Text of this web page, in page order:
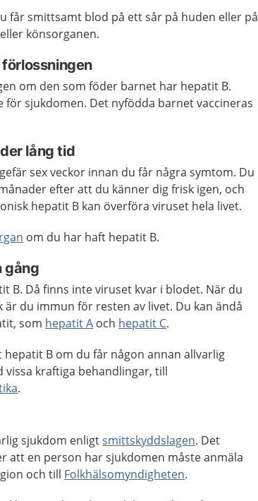
får smittsamt blod på ett sår på huden eller på
könsorganen.
om den som föder barnet har hepatit B.
för sjukdomen. Det nyfödda barnet vaccineras
lång tid
sex veckor innan du får några symtom. Du
efter att du känner dig frisk igen, och
hepatit B kan överföra viruset hela livet.
om du har haft hepatit B.
gång
B. Då finns inte viruset kvar i blodet. När du
du immun för resten av livet. Du kan ändå
som hepatit A och hepatit C.
B om du får någon annan allvarlig
vissa kraftiga behandlingar, till
.
sjukdom enligtsmittskyddslagen. Det
att en person har sjukdomen måste anmäla
och till Folkhälsomyndigheten.